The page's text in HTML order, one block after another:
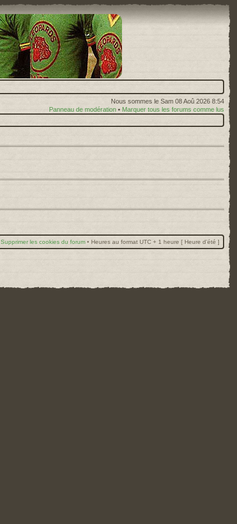
Nous sommes le Sam 08 Aoû 2026 8:54
Panneau de modération • Marquer tous les forums comme lus
Supprimer les cookies du forum • Heures au format UTC + 1 heure [ Heure d’été ]